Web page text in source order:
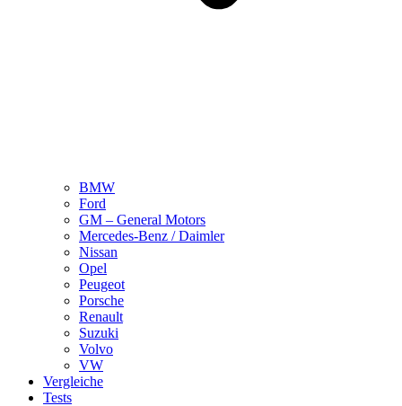
BMW
Ford
GM – General Motors
Mercedes-Benz / Daimler
Nissan
Opel
Peugeot
Porsche
Renault
Suzuki
Volvo
VW
Vergleiche
Tests